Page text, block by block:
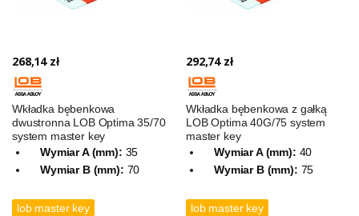
268,14 zł
Wkładka bębenkowa
dwustronna LOB Optima 35/70
system master key
Wymiar A (mm): 35
Wymiar B (mm): 70
lob master key
292,74 zł
Wkładka bębenkowa z gałką
LOB Optima 40G/75 system
master key
Wymiar A (mm): 40
Wymiar B (mm): 75
lob master key